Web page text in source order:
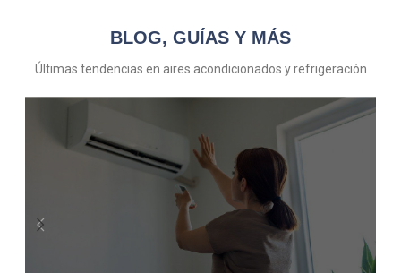
BLOG, GUÍAS Y MÁS
Últimas tendencias en aires acondicionados y refrigeración